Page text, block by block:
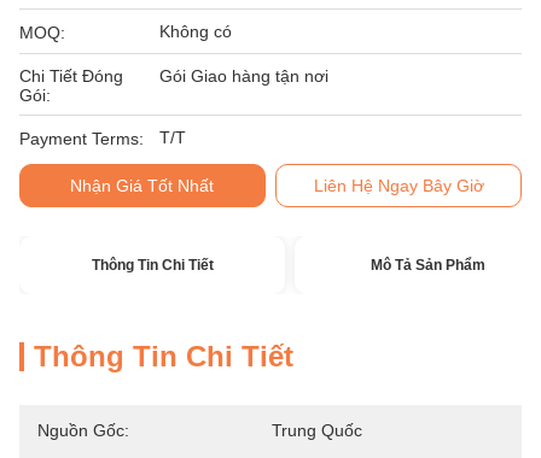
MOQ: Không có
Chi Tiết Đóng
Gói:
Gói Giao hàng tận nơi
Payment Terms: T/T
Nhận Giá Tốt Nhất Liên Hệ Ngay Bây Giờ
Thông Tin Chi Tiết Mô Tả Sản Phẩm
Thông Tin Chi Tiết
Nguồn Gốc: Trung Quốc